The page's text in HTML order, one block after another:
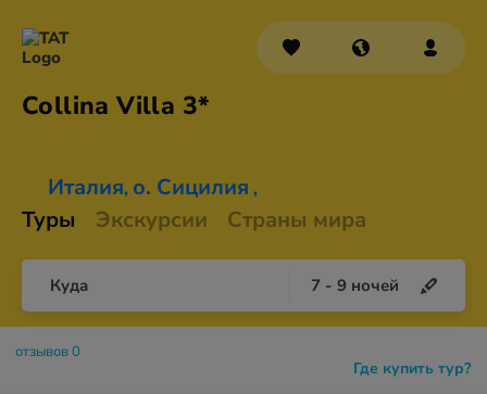
CollinaVilla 3*
Италия, о. Сицилия ,
Туры Экскурсии Страны мира
Куда 7 - 9 ночей
Где купить тур?
отзывов 0